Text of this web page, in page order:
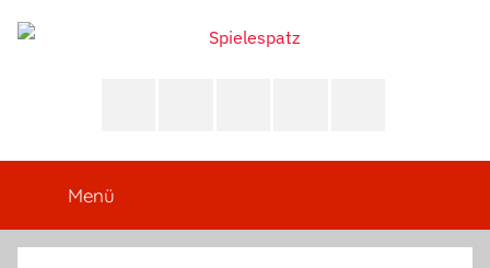
Inhalt
Würfel-
und
Menü